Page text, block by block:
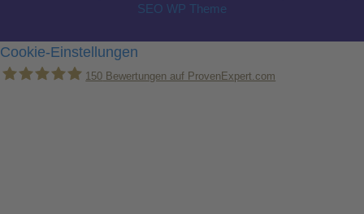
SEO WP Theme
Cookie-Einstellungen
150 Bewertungen auf ProvenExpert.com